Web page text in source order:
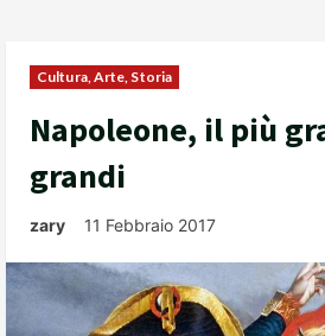
Cultura, Arte, Storia
Napoleone, il più
grandi
zary 11 Febbraio 2017